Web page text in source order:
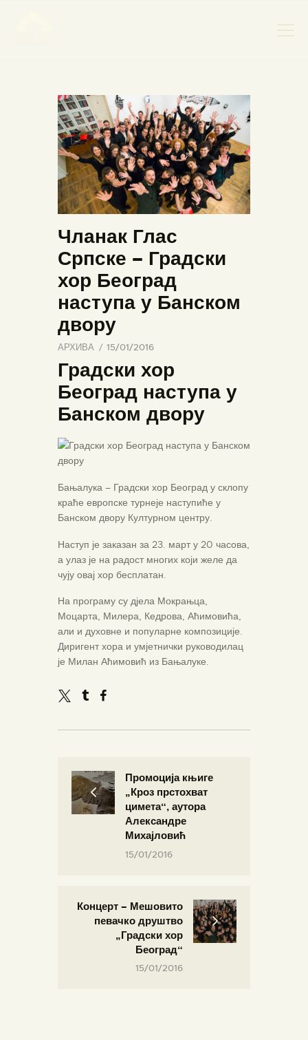
НАСЛОВНА
НОВОСТИ
НАЈАВА ДОГАЂАЈА
БАНСКИ ДВОР
ФОТОГРАФИЈЕ
ВИДЕО
КОНТАКТ
Чланак Глас
Српске – Градски
хор Београд
наступа у Банском
двору
АРХИВА 15/01/2016
Градски хор
Београд наступа у
Банском двору
Бањалука – Градски хор Београд у склопу
краће европске турнеје наступиће у
Банском двору Културном центру.
Наступ је заказан за 23. март у 20 часова,
а улаз је на радост многих који желе да
чују овај хор бесплатан.
На програму су дјела Мокрањца,
Моцарта, Милера, Кедрова, Аћимовића,
али и духовне и популарне композиције.
Диригент хора и умјетнички руководилац
је Милан Аћимовић из Бањалуке.
Промоција књиге
„Кроз прстохват
цимета“, аутора
Александре
Михајловић
15/01/2016
Концерт – Мешовито
певачко друштво
„Градски хор
Београд“
15/01/2016